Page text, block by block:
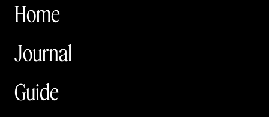
Home
Journal
Guide